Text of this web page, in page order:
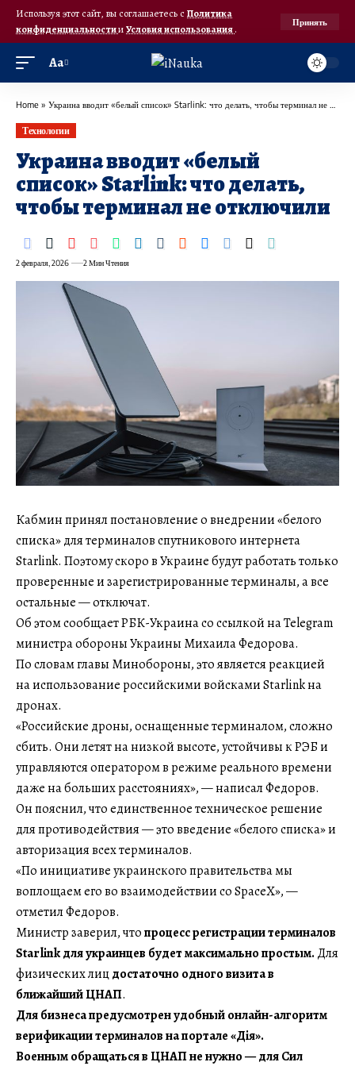
Используя этот сайт, вы соглашаетесь с Политика
конфиденциальностииУсловия использования.
Принять
Аа
Home » Украина вводит «белый список» Starlink: что делать, чтобы терминал не отключили
Технологии
Украина вводит «белый
список» Starlink: что делать,
чтобы терминал не отключили
2 февраля, 2026 2 Мин Чтения
Кабмин принял постановление о внедрении «белого
списка» для терминалов спутникового интернета
Starlink. Поэтому скоро в Украине будут работать только
проверенные и зарегистрированные терминалы, а все
остальные — отключат.
Об этом сообщает РБК-Украина со ссылкой на Telegram
министра обороны Украины Михаила Федорова.
По словам главы Минобороны, это является реакцией
на использование российскими войсками Starlink на
дронах.
«Российские дроны, оснащенные терминалом, сложно
сбить. Они летят на низкой высоте, устойчивы к РЭБ и
управляются оператором в режиме реального времени
даже на больших расстояниях», — написал Федоров.
Он пояснил, что единственное техническое решение
для противодействия — это введение «белого списка» и
авторизация всех терминалов.
«По инициативе украинского правительства мы
воплощаем его во взаимодействии со SpaceX», —
отметил Федоров.
Министр заверил, чтопроцесс регистрации терминалов
Starlink для украинцев будет максимально простым. Для
физических лицдостаточно одного визита в
ближайший ЦНАП.
Для бизнеса предусмотрен удобный онлайн-алгоритм
верификации терминалов на портале «Дія».
Военным обращаться в ЦНАП не нужно — для Сил